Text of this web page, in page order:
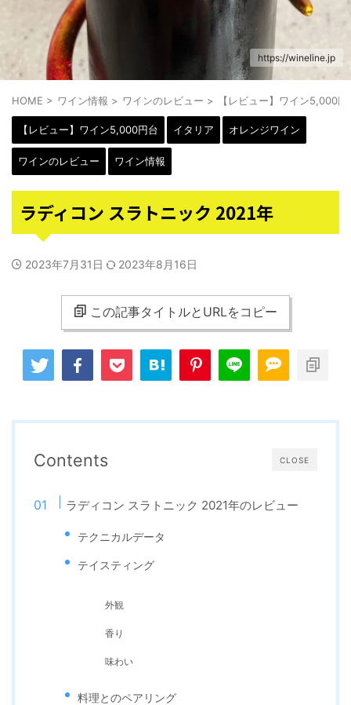
https://wineline.jp
HOME > ワイン情報 > ワインのレビュー > 【レビュー】ワイン5,000円
【レビュー】ワイン5,000円台 イタリア オレンジワイン
ワインのレビュー ワイン情報
ラディコン スラトニック 2021年
2023年7月31日 2023年8月16日
この記事タイトルとURLをコピー
CLOSE
Contents
ラディコン スラトニック 2021年のレビュー
テクニカルデータ
テイスティング
外観
香り
味わい
料理とのペアリング